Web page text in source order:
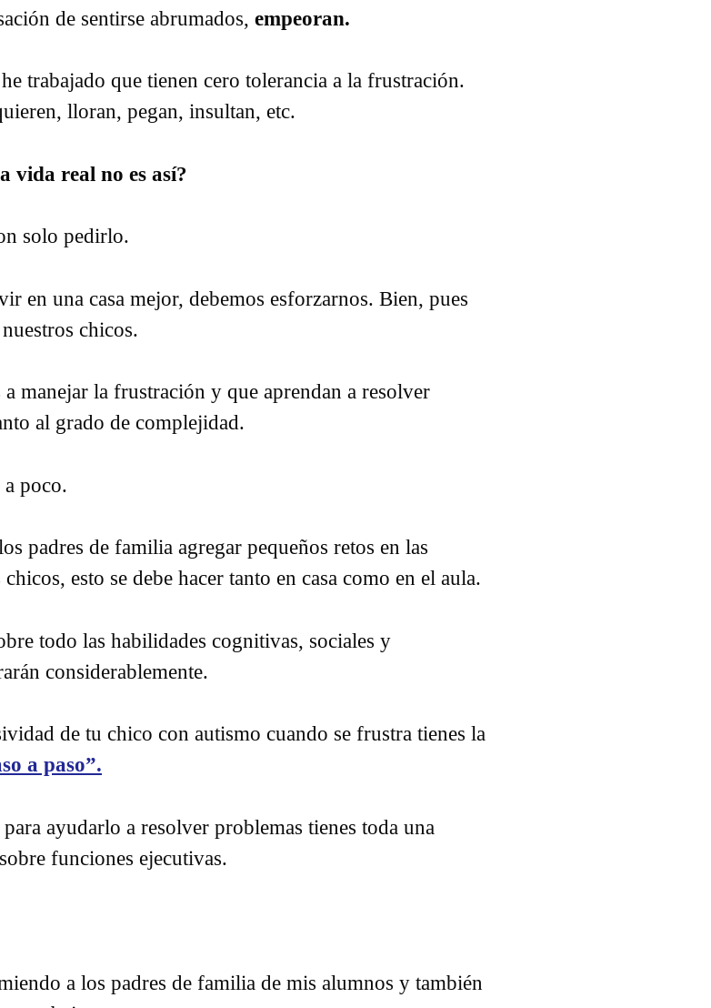
de sentirse abrumados, empeoran.
trabajado que tienen cero tolerancia a la frustración.
lloran, pegan, insultan, etc.
vida real no es así?
solo pedirlo.
en una casa mejor, debemos esforzarnos. Bien, pues
chicos.
manejar la frustración y que aprendan a resolver
al grado de complejidad.
a poco.
padres de familia agregar pequeños retos en las
esto se debe hacer tanto en casa como en el aula.
todo las habilidades cognitivas, sociales y
considerablemente.
de tu chico con autismo cuando se frustra tienes la
a paso”.
ayudarlo a resolver problemas tienes toda una
funciones ejecutivas.
a los padres de familia de mis alumnos y también